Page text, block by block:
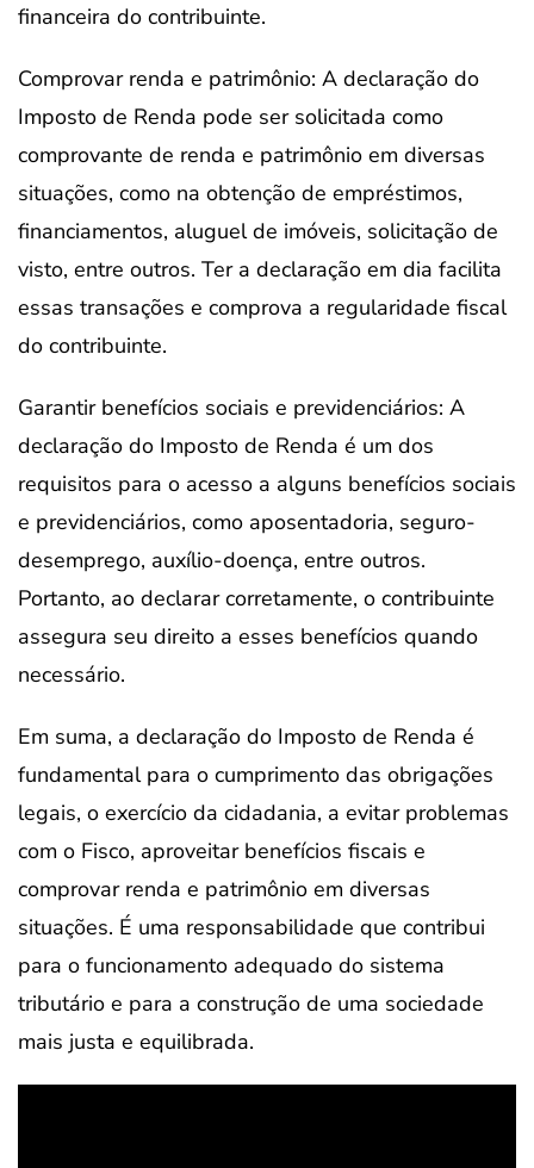
financeira do contribuinte.
Comprovar renda e patrimônio: A declaração do
Imposto de Renda pode ser solicitada como
comprovante de renda e patrimônio em diversas
situações, como na obtenção de empréstimos,
financiamentos, aluguel de imóveis, solicitação de
visto, entre outros. Ter a declaração em dia facilita
essas transações e comprova a regularidade fiscal
do contribuinte.
Garantir benefícios sociais e previdenciários: A
declaração do Imposto de Renda é um dos
requisitos para o acesso a alguns benefícios sociais
e previdenciários, como aposentadoria, seguro-
desemprego, auxílio-doença, entre outros.
Portanto, ao declarar corretamente, o contribuinte
assegura seu direito a esses benefícios quando
necessário.
Em suma, a declaração do Imposto de Renda é
fundamental para o cumprimento das obrigações
legais, o exercício da cidadania, a evitar problemas
com o Fisco, aproveitar benefícios fiscais e
comprovar renda e patrimônio em diversas
situações. É uma responsabilidade que contribui
para o funcionamento adequado do sistema
tributário e para a construção de uma sociedade
mais justa e equilibrada.